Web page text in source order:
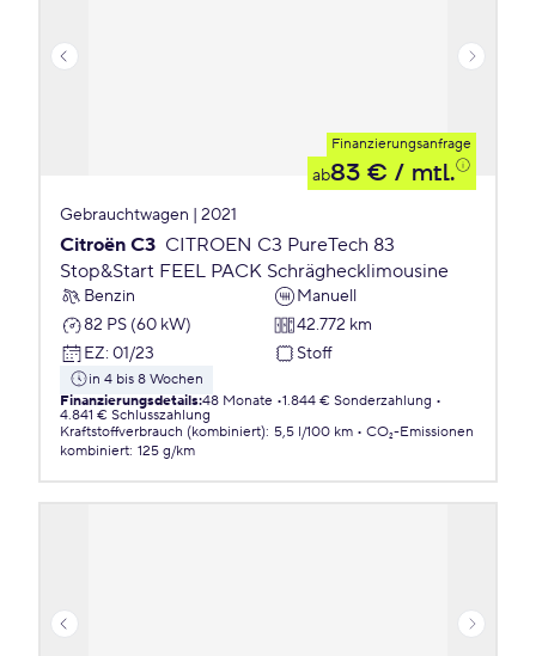
Finanzierungsanfrage
ab83 € / mtl.
Gebrauchtwagen | 2021
Citroën C3 CITROEN C3 PureTech 83
Stop&Start FEEL PACK Schräghecklimousine
Benzin
Manuell
82 PS (60 kW)
42.772 km
EZ: 01/23 Stoff
in 4 bis 8 Wochen
Finanzierungsdetails:48 Monate 1.844 € Sonderzahlung
4.841 € Schlusszahlung
Kraftstoffverbrauch (kombiniert): 5,5 l/100 km
CO₂-Emissionen
kombiniert: 125 g/km